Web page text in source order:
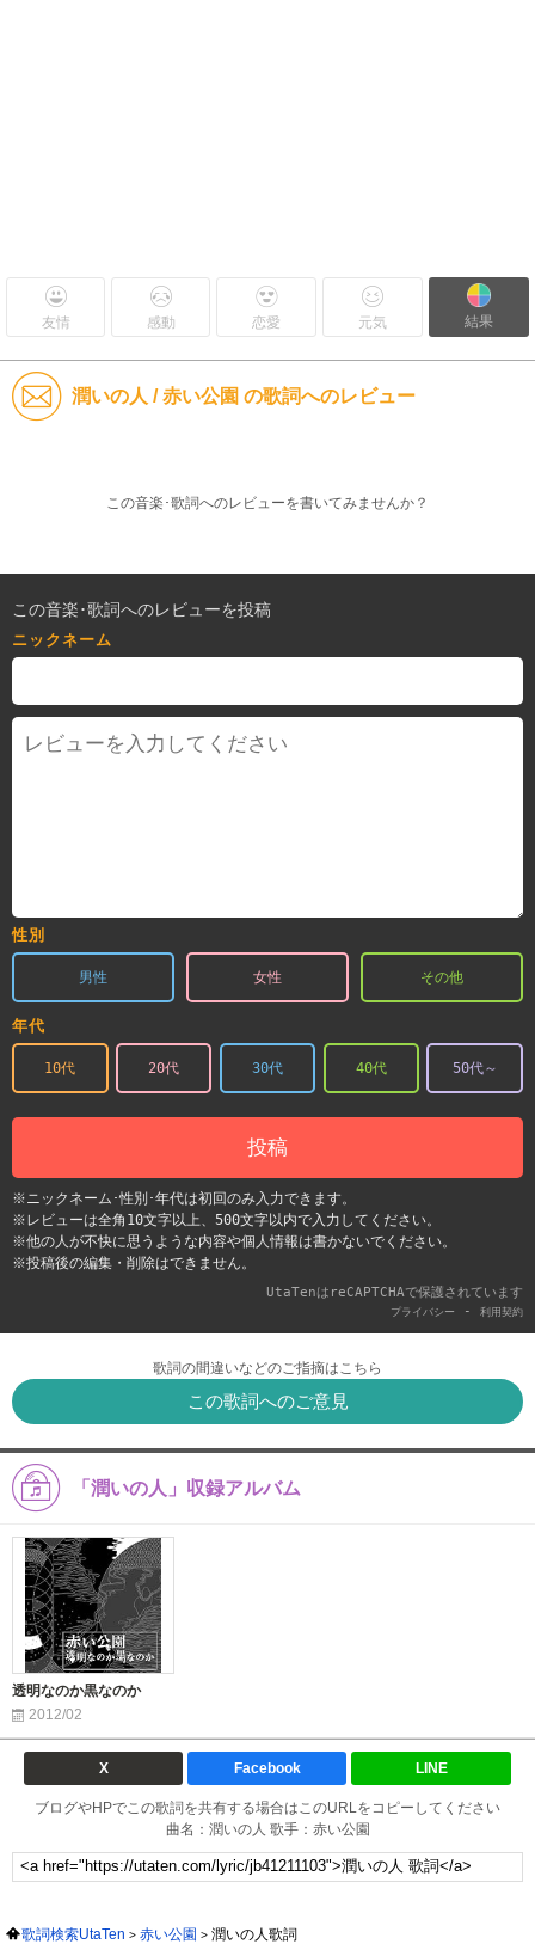
友情 感動 恋愛 元気 結果
潤いの人 / 赤い公園 の歌詞へのレビュー
この音楽･歌詞へのレビューを書いてみませんか？
この音楽･歌詞へのレビューを投稿
ニックネーム
性別
男性 女性 その他
年代
10代 20代 30代 40代 50代～
投稿
※ニックネーム･性別･年代は初回のみ入力できます。
※レビューは全角10文字以上、500文字以内で入力してください。
※他の人が不快に思うような内容や個人情報は書かないでください。
※投稿後の編集・削除はできません。
UtaTenはreCAPTCHAで保護されています
プライバシー - 利用契約
歌詞の間違いなどのご指摘はこちら
この歌詞へのご意見
「潤いの人」収録アルバム
透明なのか黒なのか
2012/02
X Facebook LINE
ブログやHPでこの歌詞を共有する場合はこのURLをコピーしてください
曲名：潤いの人 歌手：赤い公園
歌詞検索UtaTen 赤い公園 潤いの人歌詞